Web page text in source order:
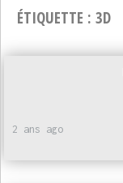
ÉTIQUETTE : 3D
2 ans ago